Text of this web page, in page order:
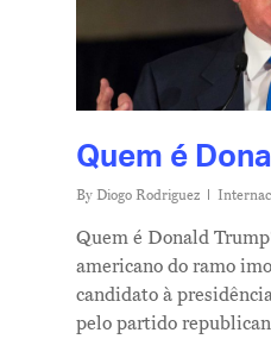
Quem é
By Diogo Rodriguez
Quem é Donald
americano do ramo
candidato à
pelo partido